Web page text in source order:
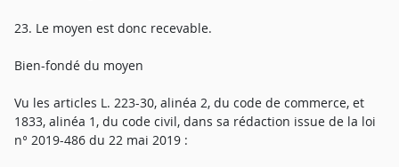
23. Le moyen est donc recevable.
Bien-fondé du moyen
Vu les articles L. 223-30, alinéa 2, du code de commerce, et
1833, alinéa 1, du code civil, dans sa rédaction issue de la loi
n° 2019-486 du 22 mai 2019 :